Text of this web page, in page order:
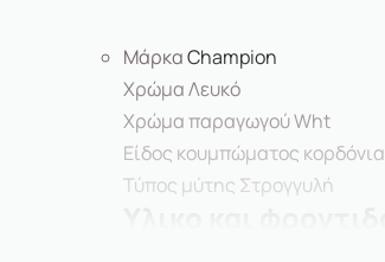
ΜάρκαChampion
ΧρώμαΛευκό
Χρώμα παραγωγούWht
Είδος κουμπώματος κορδόνια
Τύπος μύτης Στρογγυλή